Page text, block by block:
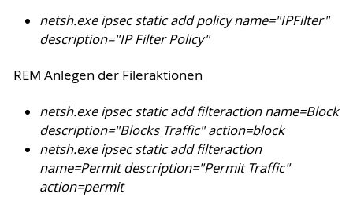
netsh.exe ipsec static add policy name="IPFilter"
description="IP Filter Policy"
REM Anlegen der Fileraktionen
netsh.exe ipsec static add filteraction name=Block
description="Blocks Traffic" action=block
netsh.exe ipsec static add filteraction
name=Permit description="Permit Traffic"
action=permit